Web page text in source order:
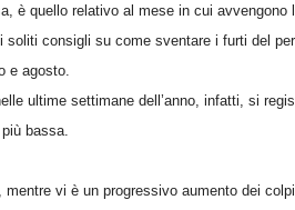
è quello relativo al mese in cui avvengono
consigli su come sventare i furti del
e agosto.
ultime settimane dell’anno, infatti, si
bassa.
vi è un progressivo aumento dei